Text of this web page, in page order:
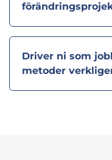
Driver ni som
metoder